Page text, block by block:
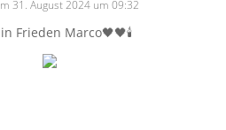
31. August 2024 um 09:32
Frieden Marco🖤🖤🕯️